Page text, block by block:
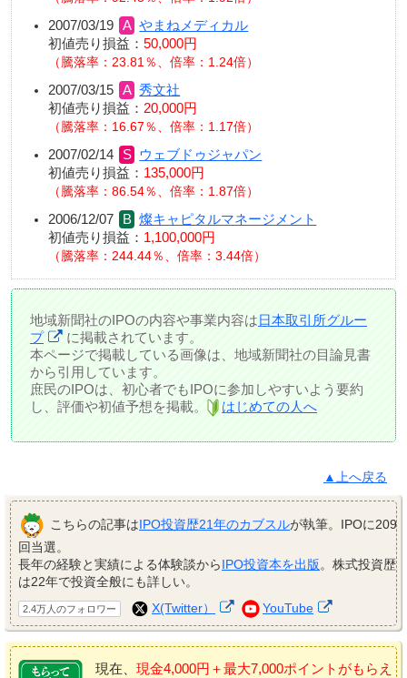
2007/03/19
やまねメディカル
初値売り損益： 50,000円
騰落率：23.81％、倍率：1.24倍
2007/03/15
秀文社
初値売り損益： 20,000円
騰落率：16.67％、倍率：1.17倍
2007/02/14
ウェブドゥジャパン
初値売り損益： 135,000円
騰落率：86.54％、倍率：1.87倍
2006/12/07
燦キャピタルマネージメント
初値売り損益： 1,100,000円
騰落率：244.44％、倍率：3.44倍
地域新聞社のIPOの内容や事業内容は日本取引所グルー
プ
に掲載されています。
本ページで掲載している画像は、地域新聞社の目論見書
から引用しています。
庶民のIPOは、初心者でもIPOに参加しやすいよう要約
し、評価や初値予想を掲載。
はじめての人へ
▲上へ戻る
こちらの記事はIPO投資歴21年のカブスルが執筆。IPOに209
回当選。
長年の経験と実績による体験談からIPO投資本を出版。株式投資歴
は22年で投資全般にも詳しい。
2.4万人のフォロワー X(Twitter） YouTube
現在、 現金4,000円＋最大7,000ポイントがもらえ